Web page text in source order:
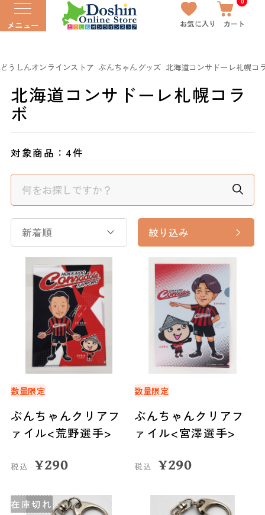
メニュー お気に入り カート
どうしんオンラインストア ぶんちゃんグッズ 北海道コンサドーレ札幌コ
北海道コンサドーレ札幌コラ
ボ
対象商品： 4件
新着順 絞り込み
数量限定
ぶんちゃんクリアフ
ァイル<荒野選手>
税込 ¥290
数量限定
ぶんちゃんクリアフ
ァイル<宮澤選手>
税込 ¥290
在庫切れ